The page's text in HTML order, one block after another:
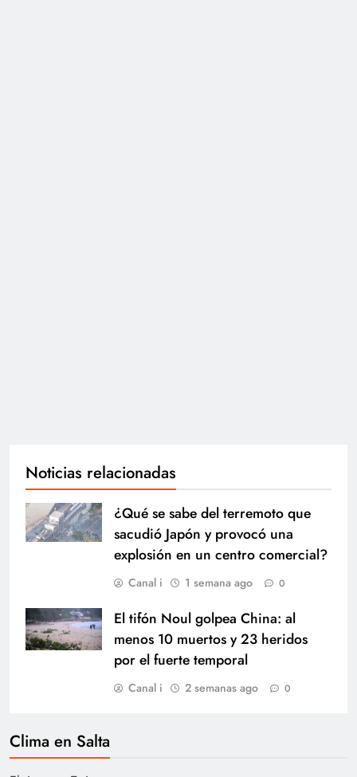
Noticias relacionadas
¿Qué se sabe del terremoto que
sacudió Japón y provocó una
explosión en un centro comercial?
Canal i 1 semana ago 0
El tifón Noul golpea China: al
menos 10 muertos y 23 heridos
por el fuerte temporal
Canal i 2 semanas ago 0
Clima en Salta